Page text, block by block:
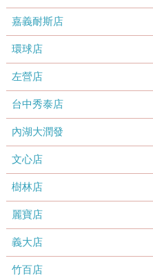
嘉義耐斯店
環球店
左營店
台中秀泰店
內湖大潤發
文心店
樹林店
麗寶店
義大店
竹百店